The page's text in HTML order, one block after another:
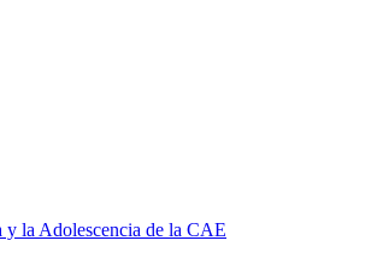
la Adolescencia de la CAE